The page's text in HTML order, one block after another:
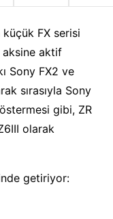
FX serisi
aksine aktif
Sony FX2 ve
sırasıyla Sony
gibi, ZR
olarak
getiriyor: